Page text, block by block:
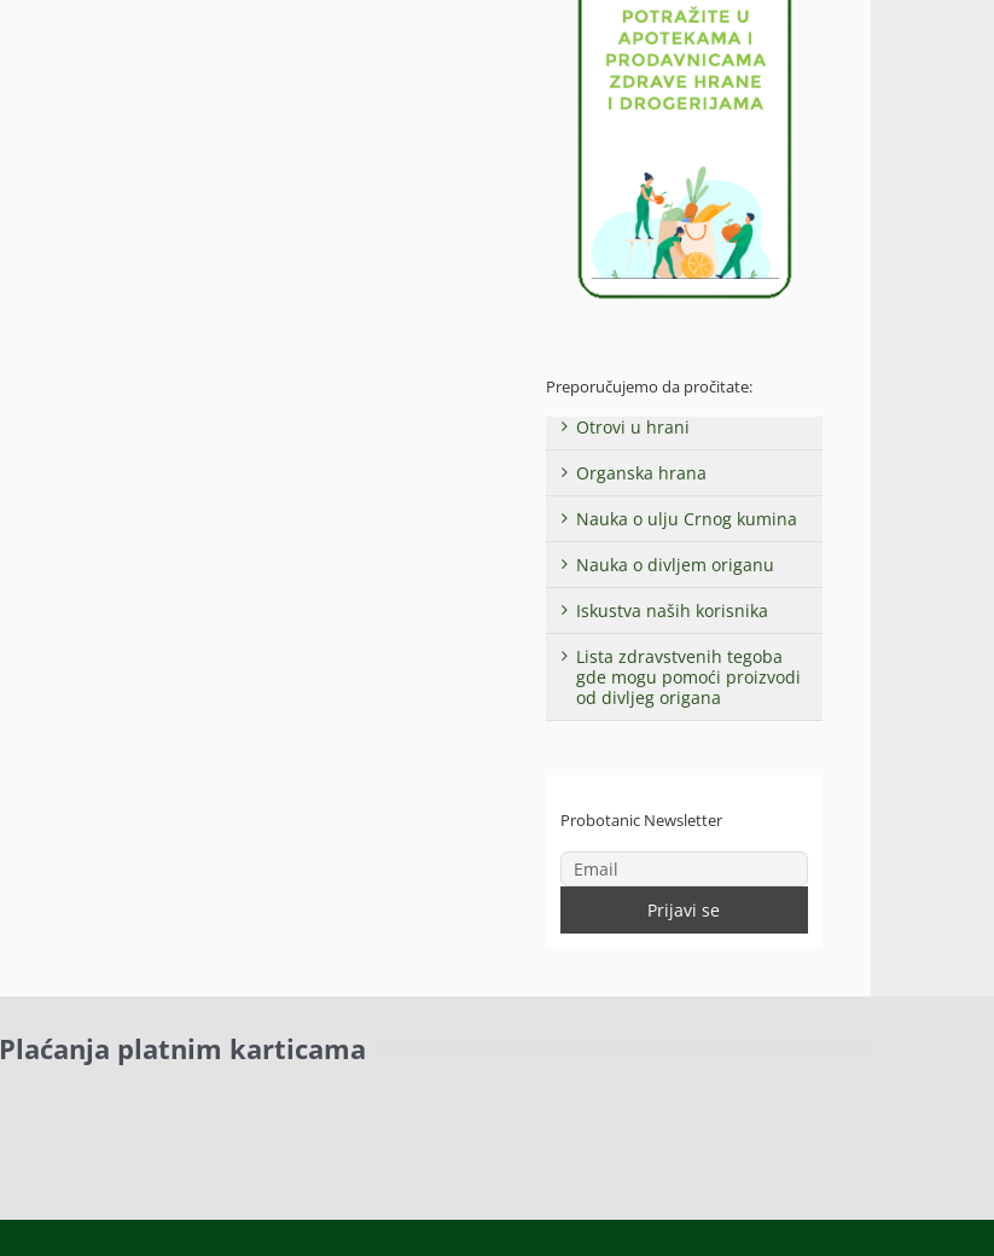
Preporučujemo da pročitate:
Otrovi u hrani
Organska hrana
Nauka o ulju Crnog kumina
Nauka o divljem origanu
Iskustva naših korisnika
Lista zdravstvenih tegoba
gde mogu pomoći proizvodi
od divljeg origana
Probotanic Newsletter
Plaćanja platnim karticama